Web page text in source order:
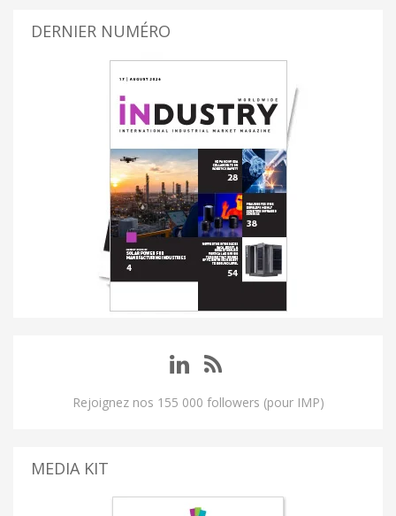
DERNIER NUMÉRO
Rejoignez nos 155 000 followers (pour IMP)
MEDIA KIT